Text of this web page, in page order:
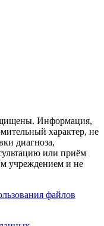
Информация,
характер, не
диагноза,
или приём
учреждением и не
файлов